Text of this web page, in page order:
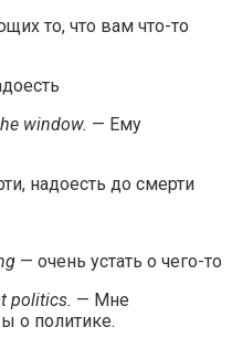
то, что вам что-то
window. — Ему
надоесть до смерти
— очень устать о чего-то
politics. — Мне
о политике.